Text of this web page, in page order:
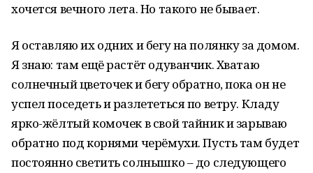
хочется вечного лета. Но такого не бывает.
Я оставляю их одних и бегу на полянку за домом.
Я знаю: там ещё растёт одуванчик. Хватаю
солнечный цветочек и бегу обратно, пока он не
успел поседеть и разлететься по ветру. Кладу
ярко-жёлтый комочек в свой тайник и зарываю
обратно под корнями черёмухи. Пусть там будет
постоянно светить солнышко – до следующего